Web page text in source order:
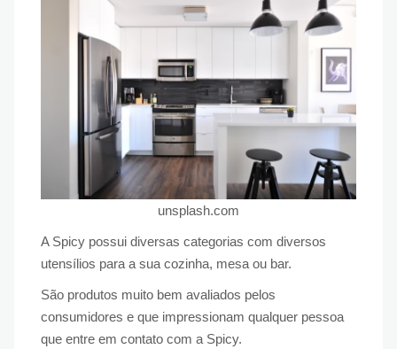
unsplash.com
A Spicy possui diversas categorias com diversos
utensílios para a sua cozinha, mesa ou bar.
São produtos muito bem avaliados pelos
consumidores e que impressionam qualquer pessoa
que entre em contato com a Spicy.